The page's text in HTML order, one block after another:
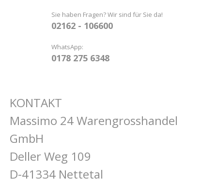
Sie haben Fragen? Wir sind für Sie da!
02162 - 106600
WhatsApp:
0178 275 6348
KONTAKT
Massimo 24 Warengrosshandel
GmbH
Deller Weg 109
D-41334 Nettetal